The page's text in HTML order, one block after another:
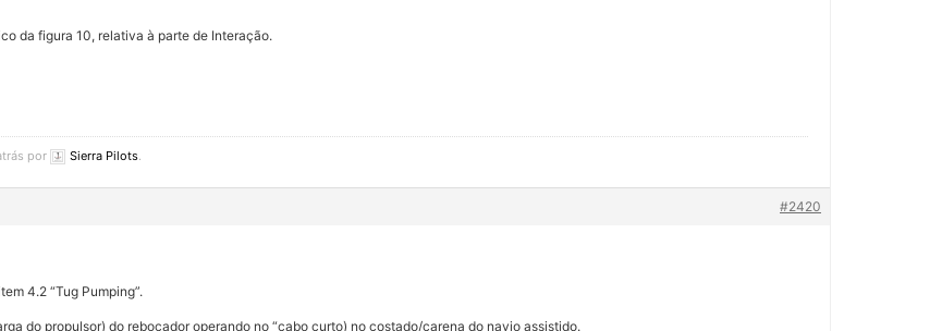
da figura 10, relativa à parte de Interação.
por Sierra Pilots
#2420
4.2 “Tug Pumping”.
do propulsor) do rebocador operando no “cabo curto) no costado/carena do navio assistido.